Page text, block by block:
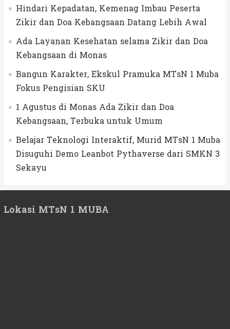
Hindari Kepadatan, Kemenag Imbau Peserta
Zikir dan Doa Kebangsaan Datang Lebih Awal
Ada Layanan Kesehatan selama Zikir dan Doa
Kebangsaan di Monas
Bangun Karakter, Ekskul Pramuka MTsN 1 Muba
Fokus Pengisian SKU
1 Agustus di Monas Ada Zikir dan Doa
Kebangsaan, Terbuka untuk Umum
Belajar Teknologi Interaktif, Murid MTsN 1 Muba
Disuguhi Demo Leanbot Pythaverse dari SMKN 3
Sekayu
Lokasi MTsN 1 MUBA